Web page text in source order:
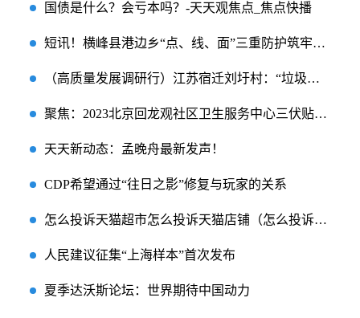
国债是什么？会亏本吗？-天天观焦点_焦点快播
短讯！横峰县港边乡“点、线、面”三重防护筑牢反诈防线
（高质量发展调研行）江苏宿迁刘圩村：“垃圾村”嬗变中国美丽休闲乡村
聚焦：2023北京回龙观社区卫生服务中心三伏贴预约时间及电话
天天新动态：孟晚舟最新发声！
CDP希望通过“往日之影”修复与玩家的关系
怎么投诉天猫超市怎么投诉天猫店铺（怎么投诉天猫超市）
人民建议征集“上海样本”首次发布
夏季达沃斯论坛：世界期待中国动力